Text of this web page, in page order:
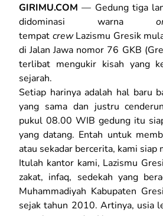
GIRIMU.COM — Gedung tiga
didominasi warna
tempat crewLazismu Gresik
di Jalan Jawa nomor 76 GKB
terlibat mengukir kisah yang
sejarah.
Setiap harinya adalah hal baru
yang sama dan justru
pukul 08.00 WIB gedung itu
yang datang. Entah untuk
atau sekadar bercerita, kami siap
Itulah kantor kami, Lazismu
zakat, infaq, sedekah yang
Muhammadiyah Kabupaten
sejak tahun 2010. Artinya, usia